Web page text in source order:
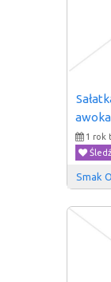
1 rok
Śledź
Smak